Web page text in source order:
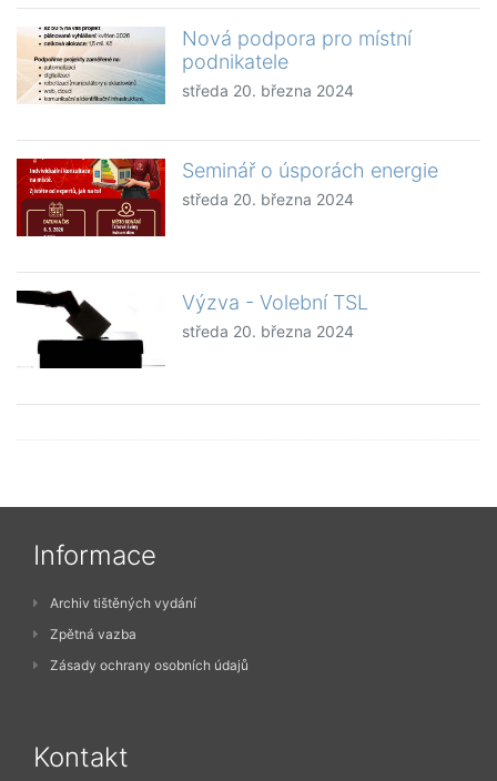
Nová podpora pro místní
podnikatele
středa 20. března 2024
Seminář o úsporách energie
středa 20. března 2024
Výzva - Volební TSL
středa 20. března 2024
Informace
Archiv tištěných vydání
Zpětná vazba
Zásady ochrany osobních údajů
Kontakt